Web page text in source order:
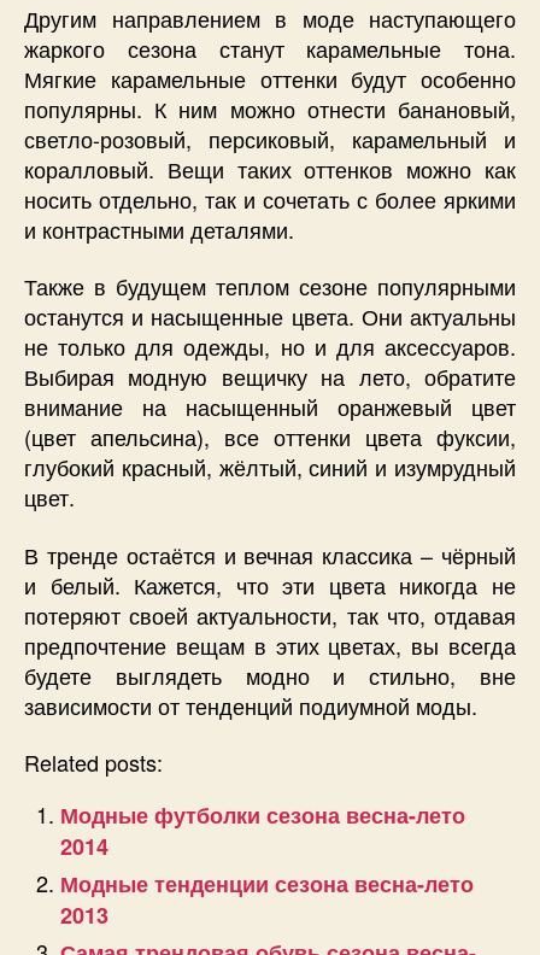
Другим направлением в моде наступающего
жаркого сезона станут карамельные тона.
Мягкие карамельные оттенки будут особенно
популярны. К ним можно отнести банановый,
светло-розовый, персиковый, карамельный и
коралловый. Вещи таких оттенков можно как
носить отдельно, так и сочетать с более яркими
и контрастными деталями.
Также в будущем теплом сезоне популярными
останутся и насыщенные цвета. Они актуальны
не только для одежды, но и для аксессуаров.
Выбирая модную вещичку на лето, обратите
внимание на насыщенный оранжевый цвет
(цвет апельсина), все оттенки цвета фуксии,
глубокий красный, жёлтый, синий и изумрудный
цвет.
В тренде остаётся и вечная классика – чёрный
и белый. Кажется, что эти цвета никогда не
потеряют своей актуальности, так что, отдавая
предпочтение вещам в этих цветах, вы всегда
будете выглядеть модно и стильно, вне
зависимости от тенденций подиумной моды.
Related posts:
Модные футболки сезона весна-лето
2014
Модные тенденции сезона весна-лето
2013